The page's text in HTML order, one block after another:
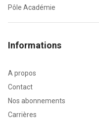
Pôle Académie
Informations
A propos
Contact
Nos abonnements
Carrières